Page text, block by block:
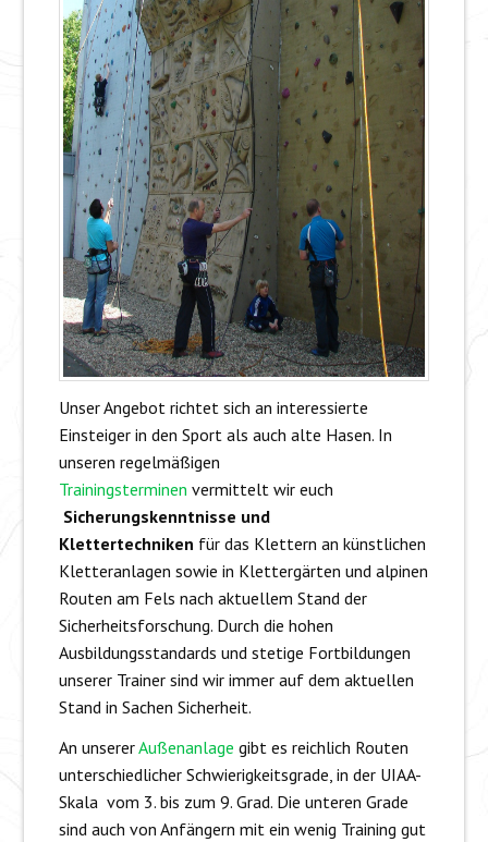
Unser Angebot richtet sich an interessierte
Einsteiger in den Sport als auch alte Hasen. In
unseren regelmäßigen
Trainingsterminen vermittelt wir euch
Sicherungskenntnisse und
Klettertechniken für das Klettern an künstlichen
Kletteranlagen sowie in Klettergärten und alpinen
Routen am Fels nach aktuellem Stand der
Sicherheitsforschung. Durch die hohen
Ausbildungsstandards und stetige Fortbildungen
unserer Trainer sind wir immer auf dem aktuellen
Stand in Sachen Sicherheit.
An unsererAußenanlage gibt es reichlich Routen
unterschiedlicher Schwierigkeitsgrade, in der UIAA-
Skala vom 3. bis zum 9. Grad. Die unteren Grade
sind auch von Anfängern mit ein wenig Training gut